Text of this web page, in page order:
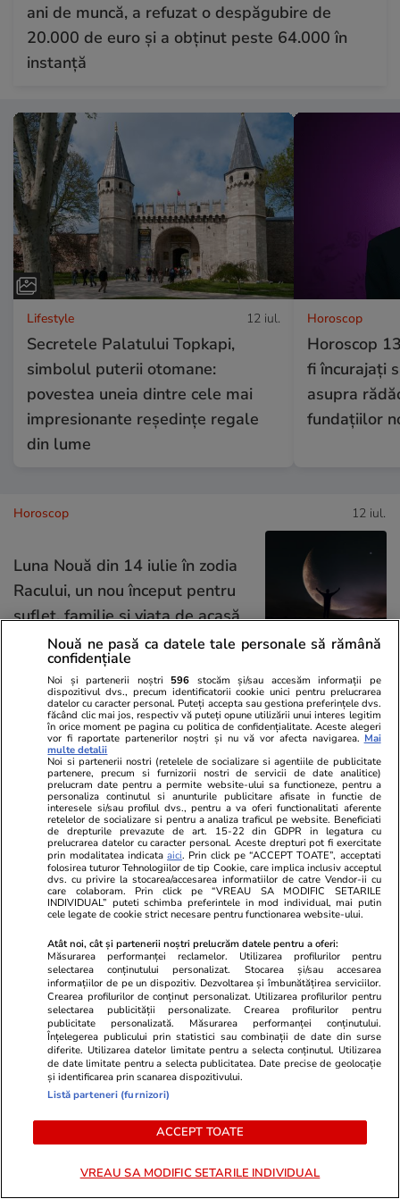
ani de muncă, a refuzat o despăgubire de
20.000 de euro și a obținut peste 64.000 în
instanță
Lifestyle 12 iul.
Secretele Palatului Topkapi,
simbolul puterii otomane:
povestea uneia dintre cele mai
impresionante reședințe regale
din lume
Horoscop
Horoscop
fi încurajați
asupra
fundațiilor
Horoscop 12 iul.
Luna Nouă din 14 iulie în zodia
Racului, un nou început pentru
suflet, familie și viața de acasă
Lifestyle 08 iul.
Ce este oțetul de orez și în ce
preparate se folosește
Vacanțe și Cultură 07 iul.
De ce să fotografiezi bagajul
înainte de a pleca în vacanță
Vacanțe și Cultură 13 iun.
Ce să iei cu tine în vacanță: lista
Nouă ne pasă ca datele tale personale să rămână
confidențiale
Noi și partenerii noștri 596 stocăm și/sau accesăm informații pe
dispozitivul dvs., precum identificatorii cookie unici pentru prelucrarea
datelor cu caracter personal. Puteți accepta sau gestiona preferințele dvs.
făcând clic mai jos, respectiv vă puteți opune utilizării unui interes legitim
în orice moment pe pagina cu politica de confidențialitate. Aceste alegeri
vor fi raportate partenerilor noștri și nu vă vor afecta navigarea. Mai
multe detalii
Noi si partenerii nostri (retelele de socializare si agentiile de publicitate
partenere, precum si furnizorii nostri de servicii de date analitice)
prelucram date pentru a permite website-ului sa functioneze, pentru a
personaliza continutul si anunturile publicitare afisate in functie de
interesele si/sau profilul dvs., pentru a va oferi functionalitati aferente
retelelor de socializare si pentru a analiza traficul pe website. Beneficiati
de drepturile prevazute de art. 15-22 din GDPR in legatura cu
prelucrarea datelor cu caracter personal. Aceste drepturi pot fi exercitate
prin modalitatea indicataaici. Prin click pe “ACCEPT TOATE”, acceptati
folosirea tuturor Tehnologiilor de tip Cookie, care implica inclusiv acceptul
dvs. cu privire la stocarea/accesarea informatiilor de catre Vendor-ii cu
care colaboram. Prin click pe “VREAU SA MODIFIC SETARILE
INDIVIDUAL” puteti schimba preferintele in mod individual, mai putin
cele legate de cookie strict necesare pentru functionarea website-ului.
Atât noi, cât și partenerii noștri prelucrăm datele pentru a oferi:
Măsurarea performanței reclamelor. Utilizarea profilurilor pentru
selectarea conținutului personalizat. Stocarea și/sau accesarea
informațiilor de pe un dispozitiv. Dezvoltarea și îmbunătățirea serviciilor.
Crearea profilurilor de conținut personalizat. Utilizarea profilurilor pentru
selectarea publicității personalizate. Crearea profilurilor pentru
publicitate personalizată. Măsurarea performanței conținutului.
Înțelegerea publicului prin statistici sau combinații de date din surse
diferite. Utilizarea datelor limitate pentru a selecta conținutul. Utilizarea
de date limitate pentru a selecta publicitatea. Date precise de geolocație
și identificarea prin scanarea dispozitivului.
Listă parteneri (furnizori)
ACCEPT TOATE
VREAU SA MODIFIC SETARILE INDIVIDUAL